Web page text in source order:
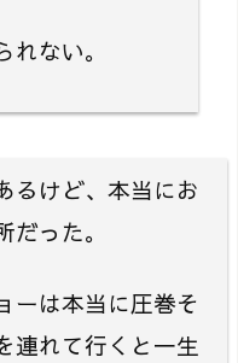
ない。
るけど、本当にお
った。
ーは本当に圧巻そ
連れて行くと一生